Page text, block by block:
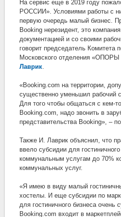
На сервис еще в 2019 году
РОССИИ». Условиями работы с
первую очередь малый бизнес.
Booking нерезидент, это
документацией и со своими
говорит председатель Комитета
Московского отделения
Лаврик.
«Booking.com на территории,
существенно уменьшил рабочий
Для того чтобы общаться с кем-
Booking.com, надо звонить в
представительства Booking», –
Также И. Лаврик объяснил, что
ввело субсидии для
коммунальным услугам до 70%
коммунальных услуг.
«Я имею в виду малый
хостелы. И еще субсидии по
для гостиничного бизнеса очень
Booking.com входит в